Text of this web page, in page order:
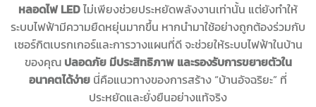
หลอดไฟ LEDไม่เพียงช่วยประหยัดพลังงานเท่านั้น แต่ยังทำให้
ระบบไฟฟ้ามีความยืดหยุ่นมากขึ้น หากนำมาใช้อย่างถูกต้องร่วมกับ
เซอร์กิตเบรกเกอร์และการวางแผนที่ดี จะช่วยให้ระบบไฟฟ้าในบ้าน
ของคุณ ปลอดภัย มีประสิทธิภาพ และรองรับการขยายตัวใน
อนาคตได้ง่าย นี่คือแนวทางของการสร้าง “บ้านอัจฉริยะ” ที่
ประหยัดและยั่งยืนอย่างแท้จริง